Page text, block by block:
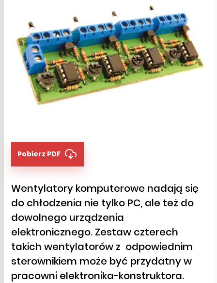
Pobierz PDF
Wentylatory komputerowe nadają się
do chłodzenia nie tylko PC, ale też do
dowolnego urządzenia
elektronicznego. Zestaw czterech
takich wentylatorów z odpowiednim
sterownikiem może być przydatny w
pracowni elektronika-konstruktora.